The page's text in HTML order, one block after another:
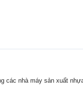
các nhà máy sản xuất